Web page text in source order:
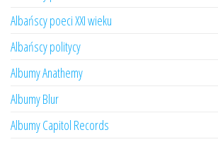
Albańscy poeci XXI wieku
Albańscy politycy
Albumy Anathemy
Albumy Blur
Albumy Capitol Records